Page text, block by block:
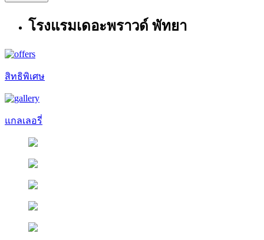
โรงแรมเดอะพราวด์ พัทยา
สิทธิพิเศษ
แกลเลอรี่